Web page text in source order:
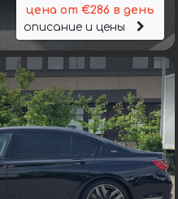
цена от €286 в день
описание и цены